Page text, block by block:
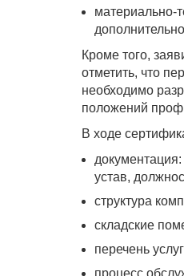
материально-
Кроме того,
отметить, что
необходимо
положений
В ходе
устав,
структура
складские
перечень
процесс